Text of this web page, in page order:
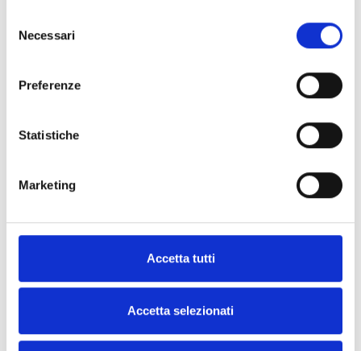
delNecessari
Preferenze
Statistiche
Marketing
Accetta tutti
Accetta selezionati
Visitateci!